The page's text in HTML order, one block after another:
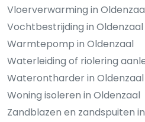
Vloerverwarming in
Vochtbestrijding in Oldenzaal
Warmtepomp in Oldenzaal
Waterleiding of riolering
Waterontharder in Oldenzaal
Woning isoleren in Oldenzaal
Zandblazen en zandspuiten